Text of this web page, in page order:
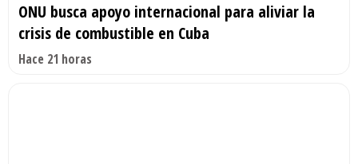
ONU busca apoyo internacional para aliviar la
crisis de combustible en Cuba
Hace 21 horas